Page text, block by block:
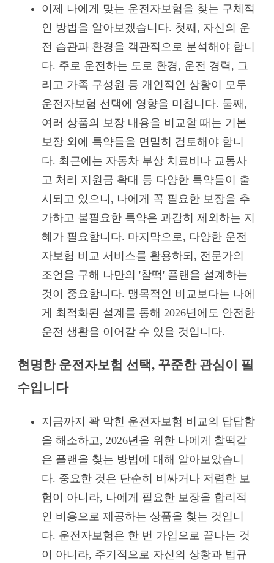
이제 나에게 맞는 운전자보험을 찾는 구체적
인 방법을 알아보겠습니다. 첫째, 자신의 운
전 습관과 환경을 객관적으로 분석해야 합니
다. 주로 운전하는 도로 환경, 운전 경력, 그
리고 가족 구성원 등 개인적인 상황이 모두
운전자보험 선택에 영향을 미칩니다. 둘째,
여러 상품의 보장 내용을 비교할 때는 기본
보장 외에 특약들을 면밀히 검토해야 합니
다. 최근에는 자동차 부상 치료비나 교통사
고 처리 지원금 확대 등 다양한 특약들이 출
시되고 있으니, 나에게 꼭 필요한 보장을 추
가하고 불필요한 특약은 과감히 제외하는 지
혜가 필요합니다. 마지막으로, 다양한 운전
자보험 비교 서비스를 활용하되, 전문가의
조언을 구해 나만의 '찰떡' 플랜을 설계하는
것이 중요합니다. 맹목적인 비교보다는 나에
게 최적화된 설계를 통해 2026년에도 안전한
운전 생활을 이어갈 수 있을 것입니다.
현명한 운전자보험 선택, 꾸준한 관심이 필
수입니다
지금까지 꽉 막힌 운전자보험 비교의 답답함
을 해소하고, 2026년을 위한 나에게 찰떡같
은 플랜을 찾는 방법에 대해 알아보았습니
다. 중요한 것은 단순히 비싸거나 저렴한 보
험이 아니라, 나에게 필요한 보장을 합리적
인 비용으로 제공하는 상품을 찾는 것입니
다. 운전자보험은 한 번 가입으로 끝나는 것
이 아니라, 주기적으로 자신의 상황과 법규